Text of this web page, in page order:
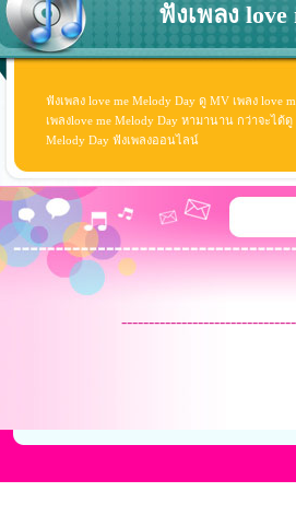
ฟังเพลง love
ฟังเพลง love me Melody Day ดู MV เพลง love
เพลงlove me Melody Day หามานาน กว่าจะได้
Melody Day ฟังเพลงออนไลน์